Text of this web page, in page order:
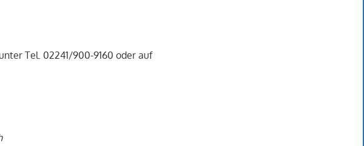
Tel. 02241/900-9160 oder auf